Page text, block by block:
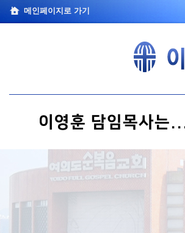
메인페이지로 가기
이영훈 담임목사는